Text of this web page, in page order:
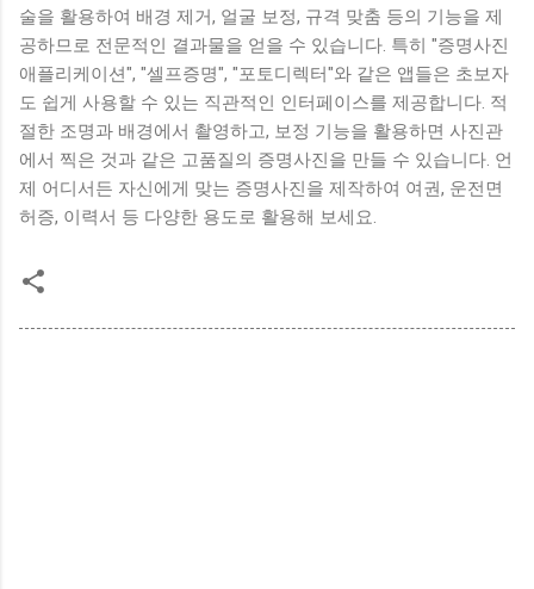
술을 활용하여 배경 제거, 얼굴 보정, 규격 맞춤 등의 기능을 제
공하므로 전문적인 결과물을 얻을 수 있습니다. 특히 "증명사진
애플리케이션", "셀프증명", "포토디렉터"와 같은 앱들은 초보자
도 쉽게 사용할 수 있는 직관적인 인터페이스를 제공합니다. 적
절한 조명과 배경에서 촬영하고, 보정 기능을 활용하면 사진관
에서 찍은 것과 같은 고품질의 증명사진을 만들 수 있습니다. 언
제 어디서든 자신에게 맞는 증명사진을 제작하여 여권, 운전면
허증, 이력서 등 다양한 용도로 활용해 보세요.